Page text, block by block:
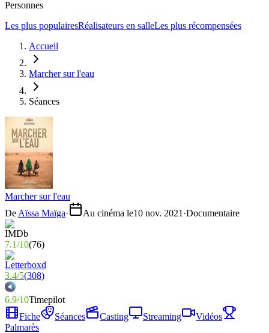
Personnes
Les plus populairesRéalisateurs en salleLes plus récompensées
Accueil
Marcher sur l'eau
Séances
Marcher sur l'eau
De Aïssa Maïga· Au cinéma le10 nov. 2021 ·Documentaire
7.1/10(76)
3.4/5(308)
6.9/10Timepilot
Fiche
Séances Casting Streaming
Vidéos
Palmarès